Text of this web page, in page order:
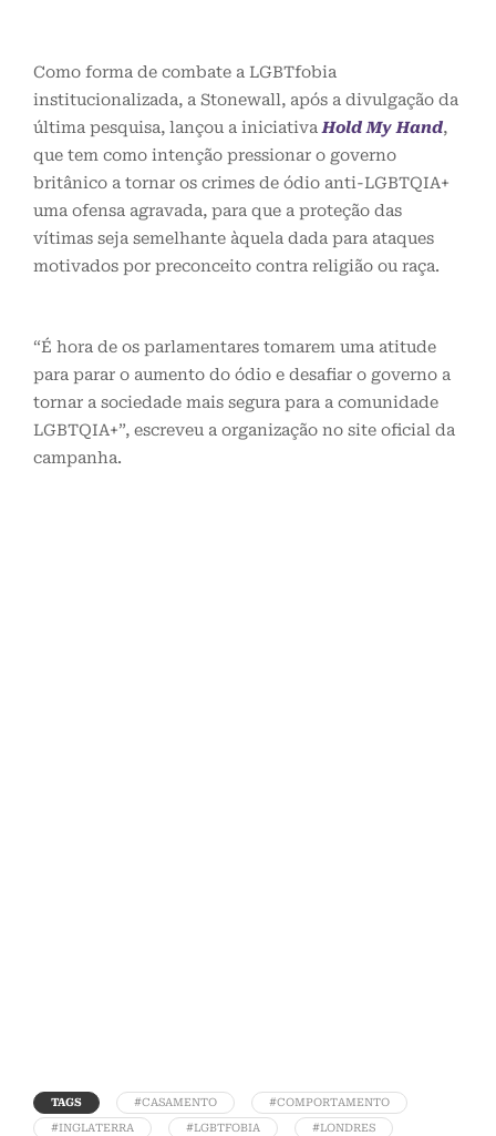
Como forma de combate a LGBTfobia
institucionalizada, a Stonewall, após a divulgação da
última pesquisa, lançou a iniciativaHold My Hand,
que tem como intenção pressionar o governo
britânico a tornar os crimes de ódio anti-LGBTQIA+
uma ofensa agravada, para que a proteção das
vítimas seja semelhante àquela dada para ataques
motivados por preconceito contra religião ou raça.
“É hora de os parlamentares tomarem uma atitude
para parar o aumento do ódio e desafiar o governo a
tornar a sociedade mais segura para a comunidade
LGBTQIA+”, escreveu a organização no site oficial da
campanha.
TAGS #CASAMENTO #COMPORTAMENTO
#INGLATERRA #LGBTFOBIA #LONDRES